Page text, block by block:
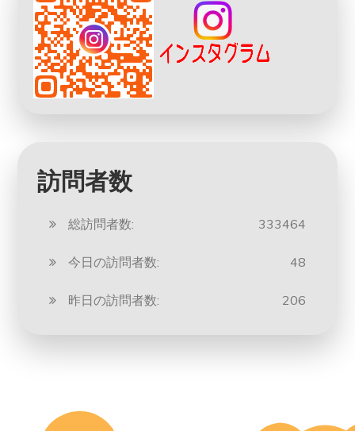
訪問者数
333464
総訪問者数:
48
今日の訪問者数:
206
昨日の訪問者数: